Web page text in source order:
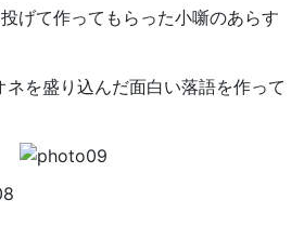
げて作ってもらった小噺のあらす
ネを盛り込んだ面白い落語を作って